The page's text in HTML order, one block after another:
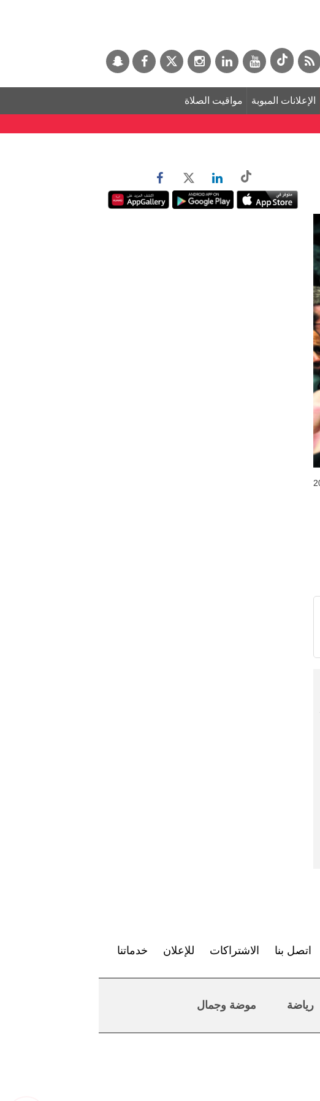
الإعلانات المبوبة مواقيت الصلاة
اتصل بنا الاشتراكات للإعلان خدماتنا
رياضة موضة وجمال